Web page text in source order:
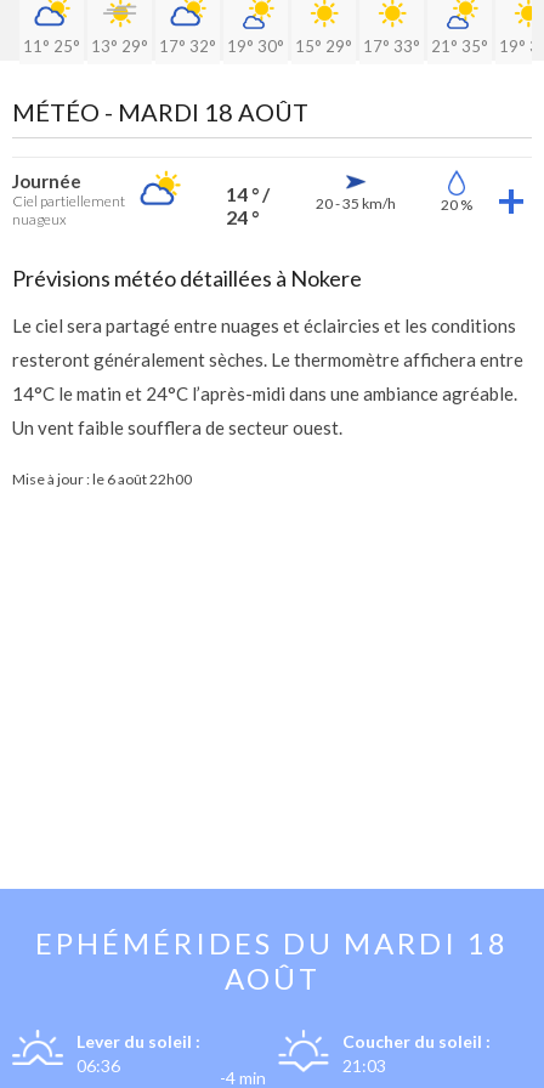
11° 25° 13° 29° 17° 32° 19° 30° 15° 29° 17° 33° 21° 35° 19°
MÉTÉO - MARDI 18 AOÛT
Journée
Ciel partiellement
nuageux
14 ° /
24 °
20 - 35 km/h 20 %
Prévisions météo détaillées à Nokere
Le ciel sera partagé entre nuages et éclaircies et les conditions
resteront généralement sèches. Le thermomètre affichera entre
14°C le matin et 24°C l’après-midi dans une ambiance agréable.
Un vent faible soufflera de secteur ouest.
Mise à jour : le 6 août 22h00
EPHÉMÉRIDES DU MARDI 18
AOÛT
Lever du soleil :
06:36
-4 min
Coucher du soleil :
21:03